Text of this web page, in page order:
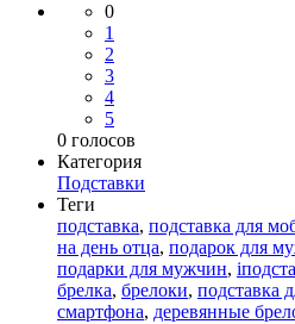
0
1
2
3
4
5
0 голосов
Категория
Подставки
Теги
подставка, подставка для
на день отца, подарок для
подарки для мужчин,
брелка, брелоки, подставка
смартфона, деревянные